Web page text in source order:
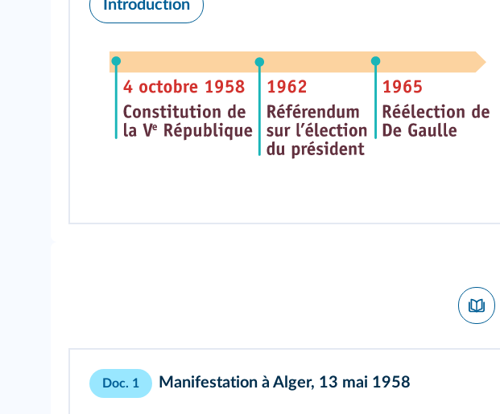
Introduction
Doc. 1 Manifestation à Alger, 13 mai 1958